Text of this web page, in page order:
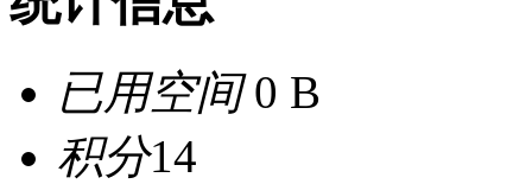
已用空间0 B
积分14